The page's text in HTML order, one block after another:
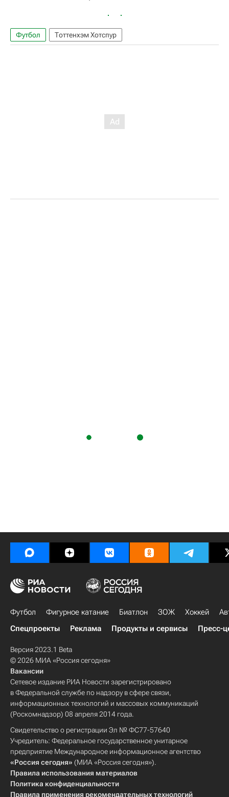
Футбол Тоттенхэм Хотспур
Футбол Фигурное катание Биатлон ЗОЖ Хоккей
Спецпроекты
Реклама Продукты и сервисы Пресс-
Версия 2023.1 Beta
© 2026 МИА «Россия сегодня»
Вакансии
Сетевое издание РИА Новости зарегистрировано
в Федеральной службе по надзору в сфере связи,
информационных технологий и массовых коммуникаций
(Роскомнадзор) 08 апреля 2014 года.
Свидетельство о регистрации Эл № ФС77-57640
Учредитель: Федеральное государственное унитарное
предприятие Международное информационное агентство
«Россия сегодня» (МИА «Россия сегодня»).
Правила использования материалов
Политика конфиденциальности
Правила применения рекомендательных технологий